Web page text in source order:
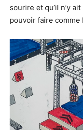
sourire et qu’il n’y
pouvoir faire comme